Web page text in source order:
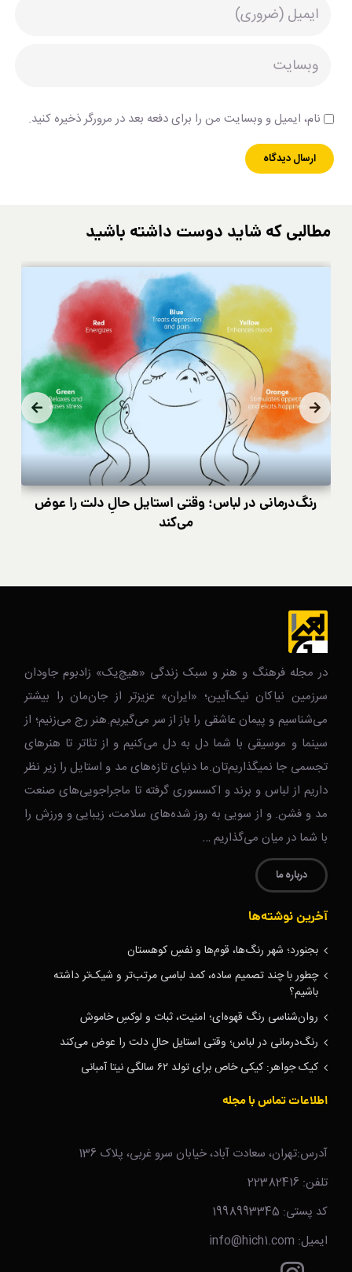
نام، ایمیل و وبسایت من را برای دفعه بعد در مرورگر ذخیره کنید.
مطالبی که شاید دوست داشته باشید
رنگ‌درمانی در لباس؛ وقتی استایل حالِ دلت را عوض
می‌کند
در مجله فرهنگ و هنر و سبک زندگی‌ «هیچ‌یک» زادبوم جاودان
سرزمین نیاکان نیک‌‌‌آیین؛ «ایران» عزیزتر از جان‌مان را بیشتر
می‌شناسیم و پیمان عاشقی را باز از سر می‌گیریم.هنر رج می‌زنیم؛ از
سینما و موسیقی با شما دل به دل می‌کنیم و از تئاتر تا هنرهای
تجسمی جا نمیگذاریم‌تان.ما دنیای تازه‌های مد و استایل را زیر نظر
داریم از لباس و برند و اکسسوری گرفته تا ماجراجویی‌های صنعت
مد و فشن. و از سویی به روز شده‌های سلامت، زیبایی و ورزش را
با شما در میان می‌گذاریم …
درباره ما
آخرین نوشته‌ها
بجنورد؛ شهر رنگ‌ها، قوم‌ها و نفسِ کوهستان
چطور با چند تصمیم ساده، کمد لباسی مرتب‌تر و شیک‌تر داشته
باشیم؟
روان‌شناسی رنگ قهوه‌ای؛ امنیت، ثبات و لوکسِ خاموش
رنگ‌درمانی در لباس؛ وقتی استایل حالِ دلت را عوض می‌کند
کیک جواهر: کیکی خاص برای تولد ۶۲ سالگی نیتا آمبانی
اطلاعات تماس با مجله
آدرس:تهران، سعادت آباد، خیابان سرو غربی، پلاک 136
تلفن: 22382416
کد پستی: 1998993345
ایمیل: info@hich1.com